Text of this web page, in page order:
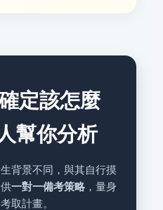
定該怎麼
幫你分析
背景不同，與其自行摸
一對一備考策略，量身
取計畫。